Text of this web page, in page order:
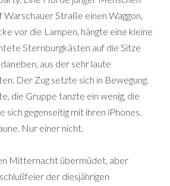
Straße einen Waggon,
vor die Lampen, hängte eine kleine
Sternburgkästen auf die Sitze
aus der sehr laute
Der Zug setzte sich in Bewegung.
die Gruppe tanzte ein wenig, die
gegenseitig mit ihren iPhones.
Nur einer nicht.
Mitternacht übermüdet, aber
der diesjährigen